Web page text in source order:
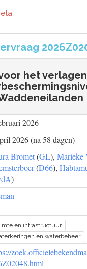
het
2026
2026 (na 58 dagen)
Bromet(GL), Marieke
(D66),
)
en infrastructuur
en waterbeheer